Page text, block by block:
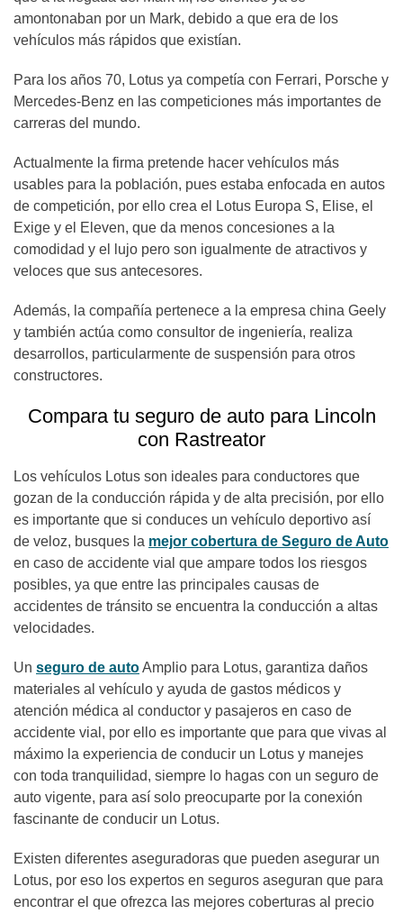
amontonaban por un Mark, debido a que era de los
vehículos más rápidos que existían.
Para los años 70, Lotus ya competía con Ferrari, Porsche y
Mercedes-Benz en las competiciones más importantes de
carreras del mundo.
Actualmente la firma pretende hacer vehículos más
usables para la población, pues estaba enfocada en autos
de competición, por ello crea el Lotus Europa S, Elise, el
Exige y el Eleven, que da menos concesiones a la
comodidad y el lujo pero son igualmente de atractivos y
veloces que sus antecesores.
Además, la compañía pertenece a la empresa china Geely
y también actúa como consultor de ingeniería, realiza
desarrollos, particularmente de suspensión para otros
constructores.
Compara tu seguro de auto para Lincoln
con Rastreator
Los vehículos Lotus son ideales para conductores que
gozan de la conducción rápida y de alta precisión, por ello
es importante que si conduces un vehículo deportivo así
de veloz, busques la mejor cobertura de Seguro de Auto
en caso de accidente vial que ampare todos los riesgos
posibles, ya que entre las principales causas de
accidentes de tránsito se encuentra la conducción a altas
velocidades.
Un seguro de autoAmplio para Lotus, garantiza daños
materiales al vehículo y ayuda de gastos médicos y
atención médica al conductor y pasajeros en caso de
accidente vial, por ello es importante que para que vivas al
máximo la experiencia de conducir un Lotus y manejes
con toda tranquilidad, siempre lo hagas con un seguro de
auto vigente, para así solo preocuparte por la conexión
fascinante de conducir un Lotus.
Existen diferentes aseguradoras que pueden asegurar un
Lotus, por eso los expertos en seguros aseguran que para
encontrar el que ofrezca las mejores coberturas al precio